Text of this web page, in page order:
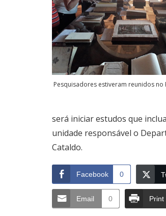
Pesquisadores estiveram reunidos no
será iniciar estudos que
unidade responsável o
Cataldo.
Facebook 0
Email 0 Print